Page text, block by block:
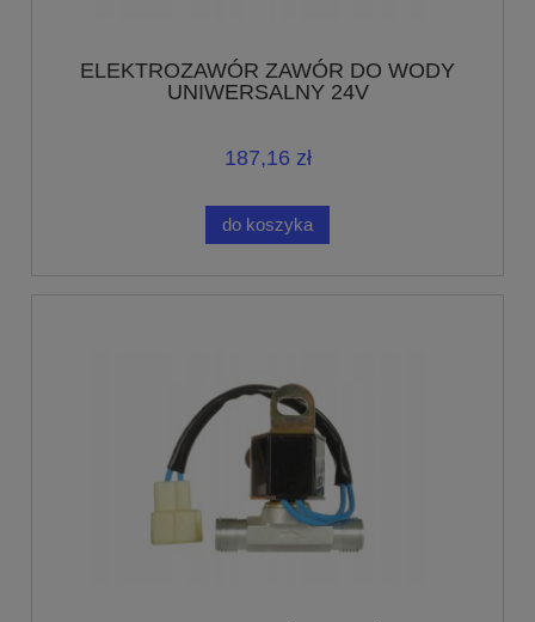
ELEKTROZAWÓR ZAWÓR DO WODY
UNIWERSALNY 24V
187,16 zł
do koszyka